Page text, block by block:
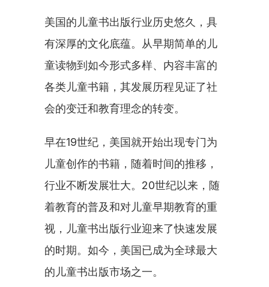
美国的儿童书出版行业历史悠久，具
有深厚的文化底蕴。从早期简单的儿
童读物到如今形式多样、内容丰富的
各类儿童书籍，其发展历程见证了社
会的变迁和教育理念的转变。
早在19世纪，美国就开始出现专门为
儿童创作的书籍，随着时间的推移，
行业不断发展壮大。20世纪以来，随
着教育的普及和对儿童早期教育的重
视，儿童书出版行业迎来了快速发展
的时期。如今，美国已成为全球最大
的儿童书出版市场之一。